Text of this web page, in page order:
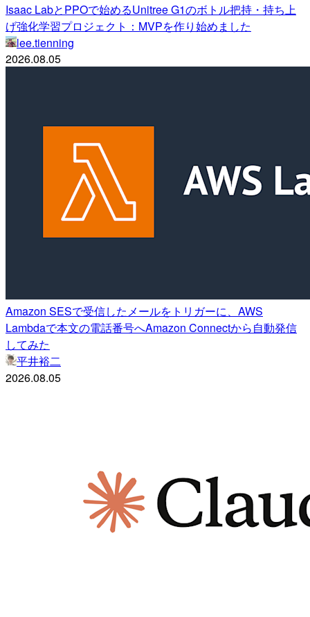
Isaac LabとPPOで始めるUnitree G1のボトル把持・持ち上
げ強化学習プロジェクト：MVPを作り始めました
lee.tienning
2026.08.05
Amazon SESで受信したメールをトリガーに、AWS
Lambdaで本文の電話番号へAmazon Connectから自動発信
してみた
平井裕二
2026.08.05